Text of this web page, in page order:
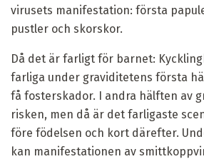
virusets manifestation: första
pustler och skorskor.
Då det är farligt för barnet:
farliga under graviditetens första
få fosterskador. I andra hälften av
risken, men då är det farligaste
före födelsen och kort därefter.
kan manifestationen av